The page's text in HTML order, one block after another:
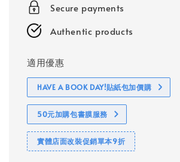
Secure payments
Authentic products
適用優惠
HAVE A BOOK DAY!貼紙包加價購
50元加購包書膜服務
實體店面改裝促銷單本9折